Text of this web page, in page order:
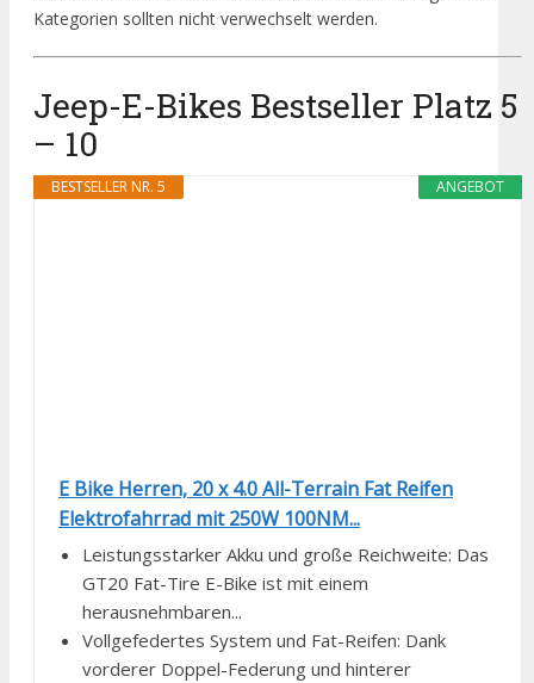
Kategorien sollten nicht verwechselt werden.
Jeep-E-Bikes Bestseller Platz 5
– 10
ANGEBOT
BESTSELLER NR. 5
E Bike Herren, 20 x 4.0 All-Terrain Fat Reifen
Elektrofahrrad mit 250W 100NM...
Leistungsstarker Akku und große Reichweite: Das
GT20 Fat-Tire E-Bike ist mit einem
herausnehmbaren...
Vollgefedertes System und Fat-Reifen: Dank
vorderer Doppel-Federung und hinterer